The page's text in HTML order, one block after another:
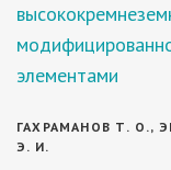
элементами
ГАХРАМАНОВ Т. О.,
Э. И.